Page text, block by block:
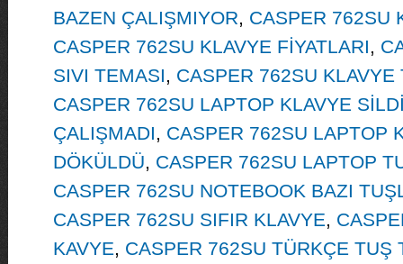
BAZEN ÇALIŞMIYOR, CASPER 762SU
CASPER 762SU KLAVYE FİYATLARI,
SIVI TEMASI, CASPER 762SU KLAVYE
CASPER 762SU LAPTOP KLAVYE
ÇALIŞMADI, CASPER 762SU LAPTOP
DÖKÜLDÜ, CASPER 762SU LAPTOP
CASPER 762SU NOTEBOOK BAZI
CASPER 762SU SIFIR KLAVYE,
KAVYE, CASPER 762SU TÜRKÇE TUŞ